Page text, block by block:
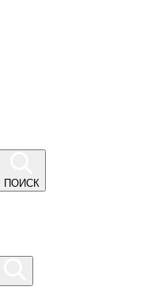
ПОИСК